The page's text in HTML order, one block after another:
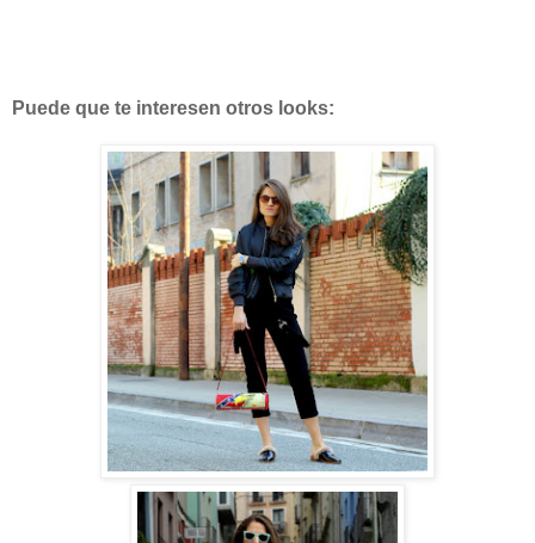
Puede que te interesen otros looks: